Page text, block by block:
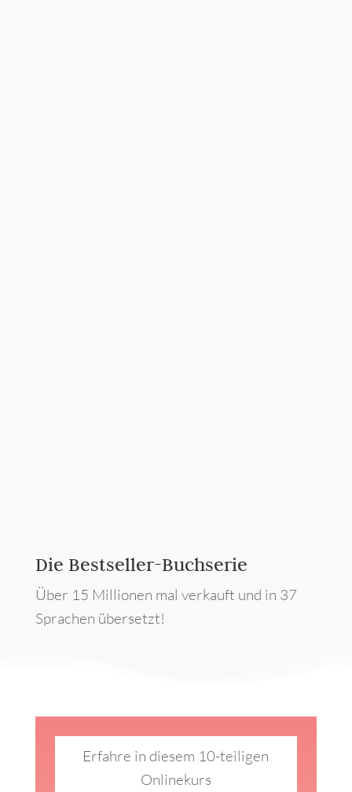
Die Bestseller-Buchserie
Über 15 Millionen mal verkauft und in 37
Sprachen übersetzt!
Erfahre in diesem 10-teiligen
Onlinekurs